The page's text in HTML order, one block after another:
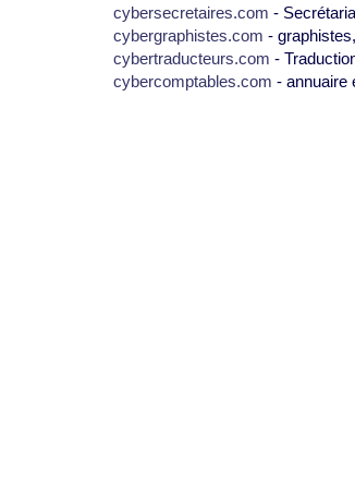
cybersecretaires.com -
cybergraphistes.com -
cybertraducteurs.com -
cybercomptables.com - annuaire